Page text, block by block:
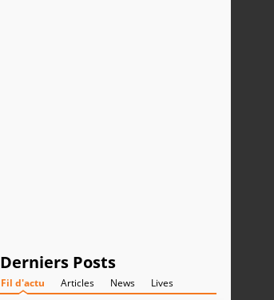
Derniers Posts
Fil d'actu Articles News Lives